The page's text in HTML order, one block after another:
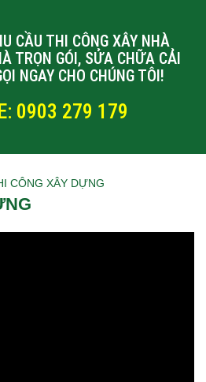
CẦU THI CÔNG XÂY NHÀ
TRỌN GÓI, SỬA CHỮA CẢI
NGAY CHO CHÚNG TÔI!
0903 279 179
CÔNG XÂY DỰNG